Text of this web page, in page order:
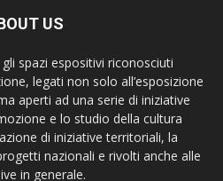
US
spazi espositivi riconosciuti
legati non solo all’esposizione
aperti ad una serie di iniziative
e lo studio della cultura
di iniziative territoriali, la
nazionali e rivolti anche alle
in generale.